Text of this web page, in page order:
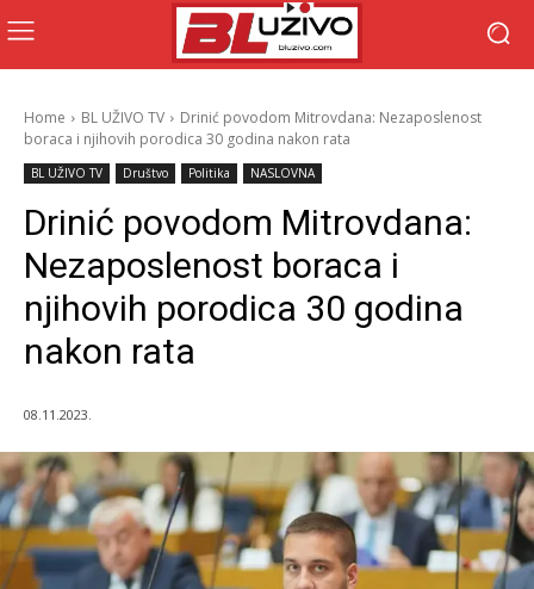
Home BL UŽIVO TV
Drinić povodom Mitrovdana: Nezaposlenost
boraca i njihovih porodica 30 godina nakon rata
BL UŽIVO TV Društvo Politika NASLOVNA
Drinić povodom Mitrovdana:
Nezaposlenost boraca i
njihovih porodica 30 godina
nakon rata
08.11.2023.